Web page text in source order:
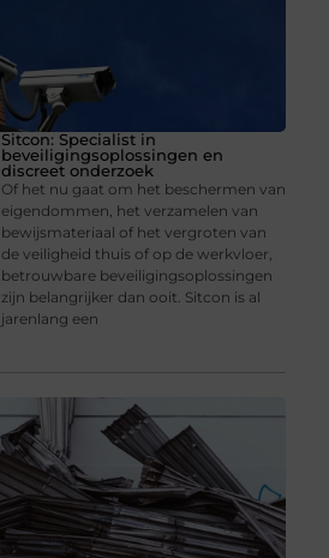
Sitcon: Specialist in
beveiligingsoplossingen en
discreet onderzoek
Of het nu gaat om het beschermen van
eigendommen, het verzamelen van
bewijsmateriaal of het vergroten van
de veiligheid thuis of op de werkvloer,
betrouwbare beveiligingsoplossingen
zijn belangrijker dan ooit. Sitcon is al
jarenlang een